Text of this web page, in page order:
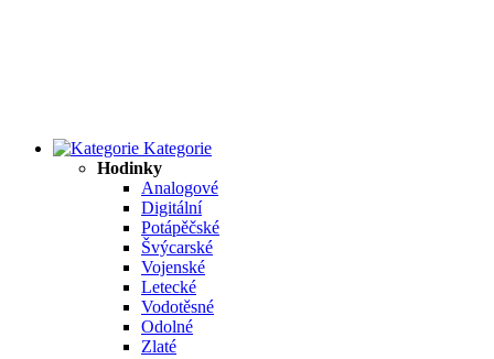
Kategorie
Hodinky
Analogové
Digitální
Potápěčské
Švýcarské
Vojenské
Letecké
Vodotěsné
Odolné
Zlaté